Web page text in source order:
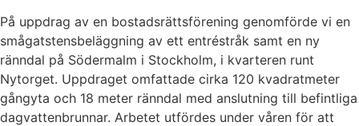
På uppdrag av en bostadsrättsförening genomförde vi en
smågatstensbeläggning av ett entréstråk samt en ny
ränndal på Södermalm i Stockholm, i kvarteren runt
Nytorget. Uppdraget omfattade cirka 120 kvadratmeter
gångyta och 18 meter ränndal med anslutning till befintliga
dagvattenbrunnar. Arbetet utfördes under våren för att